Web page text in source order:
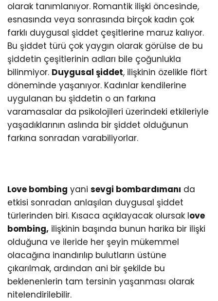
olarak tanımlanıyor. Romantik ilişki öncesinde,
esnasında veya sonrasında birçok kadın çok
farklı duygusal şiddet çeşitlerine maruz kalıyor.
Bu şiddet türü çok yaygın olarak görülse de bu
şiddetin çeşitlerinin adları bile çoğunlukla
bilinmiyor. Duygusal şiddet, ilişkinin özelikle flört
döneminde yaşanıyor. Kadınlar kendilerine
uygulanan bu şiddetin o an farkına
varamasalar da psikolojileri üzerindeki etkileriyle
yaşadıklarının aslında bir şiddet olduğunun
farkına sonradan varabiliyorlar.
Love bombing yani sevgi bombardımanı da
etkisi sonradan anlaşılan duygusal şiddet
türlerinden biri. Kısaca açıklayacak olursak love
bombing, ilişkinin başında bunun harika bir ilişki
olduğuna ve ileride her şeyin mükemmel
olacağına inandırılıp bulutların üstüne
çıkarılmak, ardından ani bir şekilde bu
beklenenlerin tam tersinin yaşanması olarak
nitelendirilebilir.